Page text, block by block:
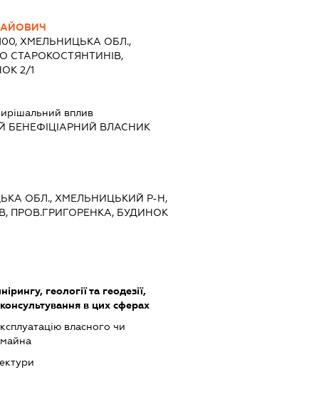
ХМЕЛЬНИЦЬКА ОБЛ.,
СТАРОКОСТЯНТИНІВ,
2/1
вплив
БЕНЕФІЦІАРНИЙ ВЛАСНИК
ОБЛ., ХМЕЛЬНИЦЬКИЙ Р-Н,
ПРОВ.ГРИГОРЕНКА, БУДИНОК
геології та геодезії,
в цих сферах
власного чи